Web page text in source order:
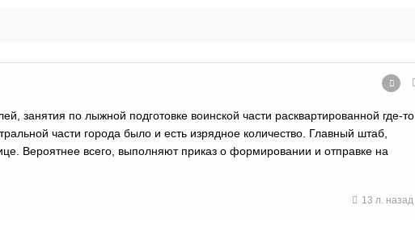
занятия по лыжной подготовке воинской части расквартированной где-то
части города было и есть изрядное количество. Главный штаб,
Вероятнее всего, выполняют приказ о формировании и отправке на
13 л. назад